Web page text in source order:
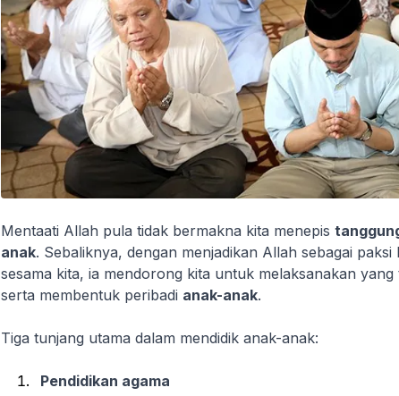
Mentaati Allah pula tidak bermakna kita menepis
anak. Sebaliknya, dengan menjadikan Allah sebagai
sesama kita, ia mendorong kita untuk melaksanakan yang
serta membentuk peribadi anak-anak.
Tiga tunjang utama dalam mendidik anak-anak:
Pendidikan agama